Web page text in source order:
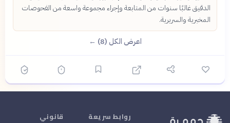
الدقيق غالبًا سنوات من المتابعة وإجراء مجموعة واسعة من الفحوصات
المخبرية والسريرية.
اعرض الكل (8) ←
روابط سريعة قانوني